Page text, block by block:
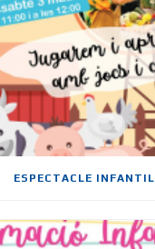
ESPECTACLE INFANTIL